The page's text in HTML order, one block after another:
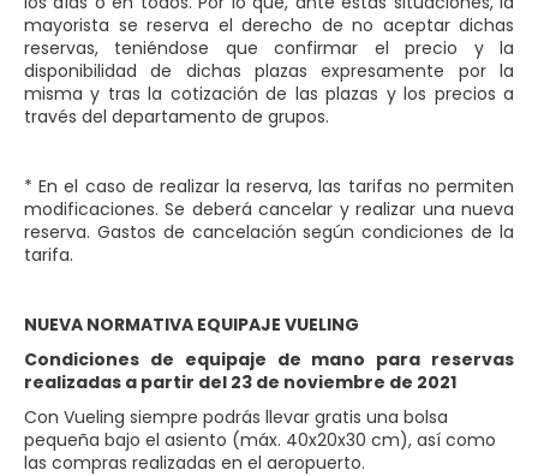
mayorista se reserva el derecho de no aceptar dichas
reservas, teniéndose que confirmar el precio y la
disponibilidad de dichas plazas expresamente por la
misma y tras la cotización de las plazas y los precios a
través del departamento de grupos.
* En el caso de realizar la reserva, las tarifas no permiten
modificaciones. Se deberá cancelar y realizar una nueva
reserva. Gastos de cancelación según condiciones de la
tarifa.
NUEVA NORMATIVA EQUIPAJE VUELING
Condiciones de equipaje de mano para reservas
realizadas a partir del 23 de noviembre de 2021
Con Vueling siempre podrás llevar gratis una bolsa
pequeña bajo el asiento (máx. 40x20x30 cm), así como
las compras realizadas en el aeropuerto.